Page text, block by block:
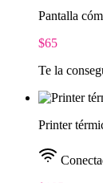
Pantalla
$65
Te la
Printer